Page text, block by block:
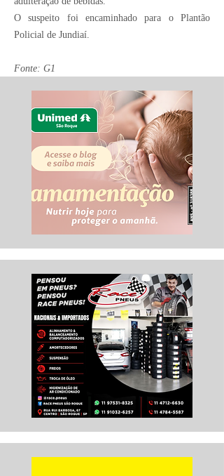
O suspeito foi encaminhado para o Plantão
Policial de Jundiaí.
Fonte: G1